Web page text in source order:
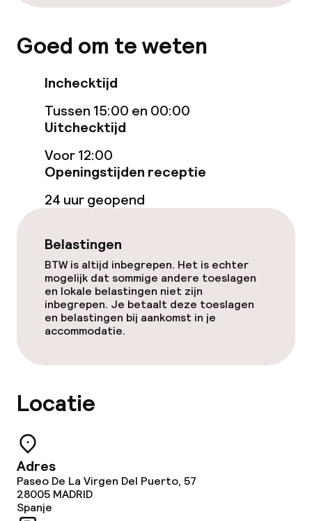
Terras
Eet- en drinkgelegenheden
Restaurant
Bar
Eet- en drinkdiensten
Ontbijtbuffet
Lunch à la carte
Diner à la carte
Schoonmaakvoorzieningen
Zakelijke faciliteiten
Vergaderruimte
Beleid
Goed om te weten
Inchecktijd
Tussen 15:00 en 00:00
Uitchecktijd
Voor 12:00
Openingstijden receptie
24 uur geopend
Belastingen
BTW is altijd inbegrepen. Het is echter
mogelijk dat sommige andere toeslagen
en lokale belastingen niet zijn
inbegrepen. Je betaalt deze toeslagen
en belastingen bij aankomst in je
accommodatie.
Locatie
Adres
Paseo De La Virgen Del Puerto, 57
28005 MADRID
Spanje